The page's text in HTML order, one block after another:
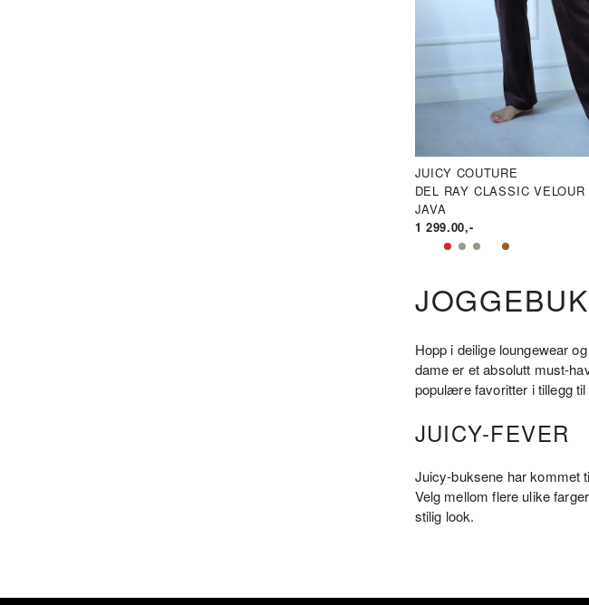
JUICY COUTURE
DEL RAY CLASSIC VELOUR
JAVA
1 299.00,-
Hopp i deilige loungewear
dame er et absolutt must-
populære favoritter i tillegg
JUICY-FEVER
Juicy-buksene har kommet
Velg mellom flere ulike
stilig look.